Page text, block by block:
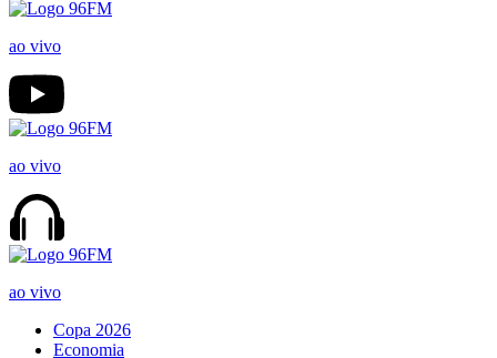
ao vivo
ao vivo
ao vivo
Copa 2026
Economia